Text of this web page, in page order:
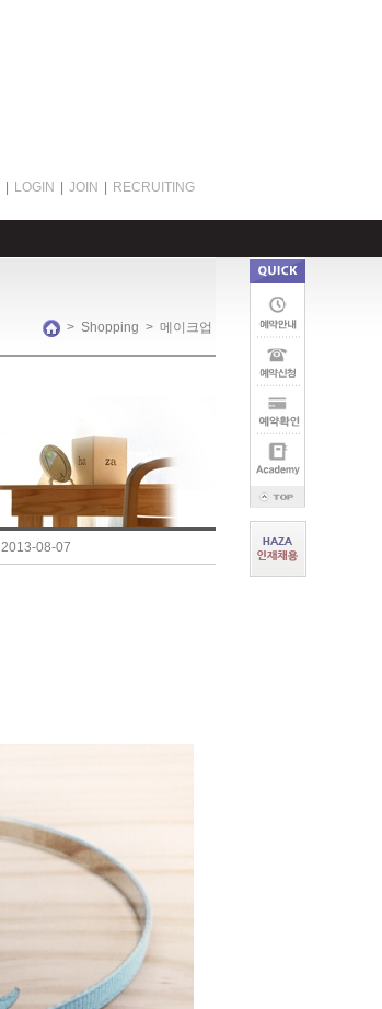
LOGIN JOIN RECRUITING
> Shopping > 메이크업
2013-08-07